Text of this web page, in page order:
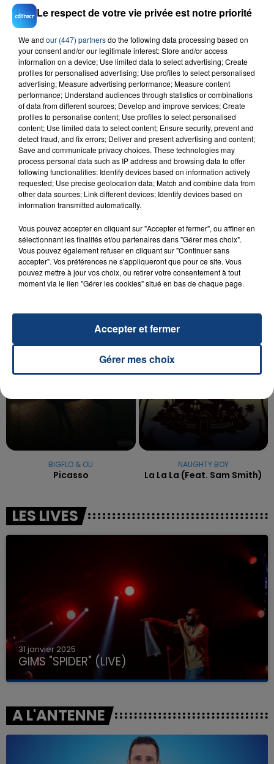
23 juillet 2026
INCENDIE MORTEL À LENS : UNE FEMME ET
SON BÉBÉ ENTRE LA VIE ET LA...
Un homme s'est immolé par le feu après avoir
aspergé sa compagne et leur bébé de trois mois
d'un liquide inflammable.
UNE ADOLESCENTE DEVANT SE FAIRE
OPÉRER DE LA CHEVILLE RESSORT DE LA...
La famille a porté plainte contre la clinique qui a
reconnu sa responsabilité et présenté ses
BIGFLO & OLI
Picasso
NAUGHTY BOY
La La La (feat. Sam Smith)
LES LIVES
31 janvier 2025
GIMS "SPIDER" (LIVE)
A L'ANTENNE
Le respect de votre vie privée est notre priorité
We and our (447) partnersdo the following data processing based on
your consent and/or our legitimate interest: Store and/or access
information on a device; Use limited data to select advertising; Create
profiles for personalised advertising; Use profiles to select personalised
advertising; Measure advertising performance; Measure content
performance; Understand audiences through statistics or combinations
of data from different sources; Develop and improve services; Create
profiles to personalise content; Use profiles to select personalised
content; Use limited data to select content; Ensure security, prevent and
detect fraud, and fix errors; Deliver and present advertising and content;
Save and communicate privacy choices. These technologies may
process personal data such as IP address and browsing data to offer
following functionalities: Identify devices based on information actively
requested; Use precise geolocation data; Match and combine data from
other data sources; Link different devices; Identify devices based on
information transmitted automatically.
Vous pouvez accepter en cliquant sur "Accepter et fermer", ou affiner en
sélectionnant les finalités et/ou partenaires dans "Gérer mes choix".
Vous pouvez également refuser en cliquant sur "Continuer sans
accepter". Vos préférences ne s'appliqueront que pour ce site. Vous
pouvez mettre à jour vos choix, ou retirer votre consentement à tout
moment via le lien "Gérer les cookies" situé en bas de chaque page.
Gérer mes choix
Accepter et fermer